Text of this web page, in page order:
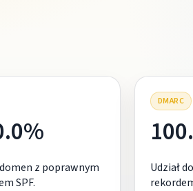
z poprawnym
SPF.
DMARC
Udział